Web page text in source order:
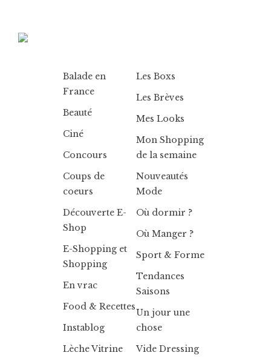
Balade en
France
Beauté
Ciné
Concours
Coups de
coeurs
Découverte E-
Shop
E-Shopping et
Shopping
En vrac
Food & Recettes
Instablog
Lèche Vitrine
Les Boxs
Les Brèves
Mes Looks
Mon Shopping
de la semaine
Nouveautés
Mode
Où dormir ?
Où Manger ?
Sport & Forme
Tendances
Saisons
Un jour une
chose
Vide Dressing